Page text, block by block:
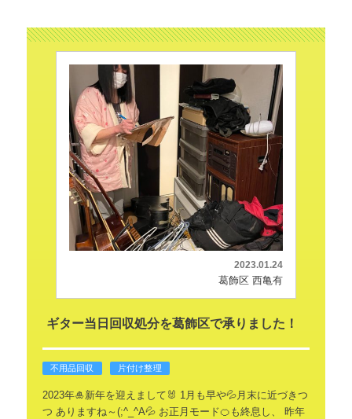
2023.01.24
葛飾区 西亀有
ギター当日回収処分を葛飾区で承りました！
不用品回収 片付け整理
2023年🎍新年を迎えまして🐰 1月も早や💦月末に近づきつ
つ ありますね～(;^_^A💦 お正月モード🍊も終息し、
昨年